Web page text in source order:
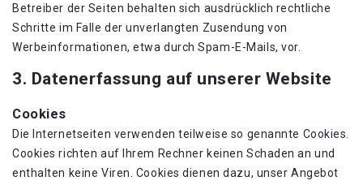
Betreiber der Seiten behalten sich ausdrücklich rechtliche
Schritte im Falle der unverlangten Zusendung von
Werbeinformationen, etwa durch Spam-E-Mails, vor.
3. Datenerfassung auf unserer Website
Cookies
Die Internetseiten verwenden teilweise so genannte Cookies.
Cookies richten auf Ihrem Rechner keinen Schaden an und
enthalten keine Viren. Cookies dienen dazu, unser Angebot